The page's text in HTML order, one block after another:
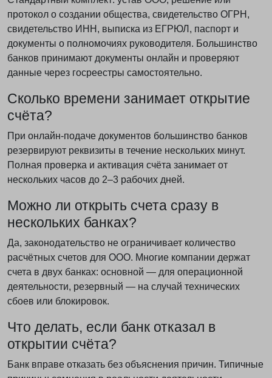
протокол о создании общества, свидетельство ОГРН,
свидетельство ИНН, выписка из ЕГРЮЛ, паспорт и
документы о полномочиях руководителя. Большинство
банков принимают документы онлайн и проверяют
данные через госреестры самостоятельно.
Сколько времени занимает открытие
счёта?
При онлайн-подаче документов большинство банков
резервируют реквизиты в течение нескольких минут.
Полная проверка и активация счёта занимает от
нескольких часов до 2–3 рабочих дней.
Можно ли открыть счета сразу в
нескольких банках?
Да, законодательство не ограничивает количество
расчётных счетов для ООО. Многие компании держат
счета в двух банках: основной — для операционной
деятельности, резервный — на случай технических
сбоев или блокировок.
Что делать, если банк отказал в
открытии счёта?
Банк вправе отказать без объяснения причин. Типичные